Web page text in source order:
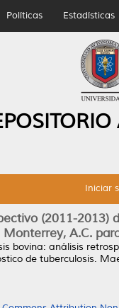
Políticas Estadísticas
Iniciar
(2011-
Monterrey, A.C.
bovina: análisis
de tuberculosis.